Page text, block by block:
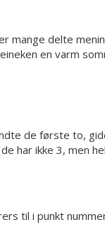
mange delte
en varm
de første to,
har ikke 3, men
til i punkt